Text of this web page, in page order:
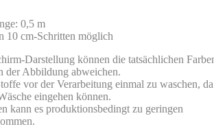
0,5 m
10 cm-Schritten möglich
Darstellung können die tatsächlichen
der Abbildung abweichen.
vor der Verarbeitung einmal zu waschen, da
eingehen können.
kann es produktionsbedingt zu geringen